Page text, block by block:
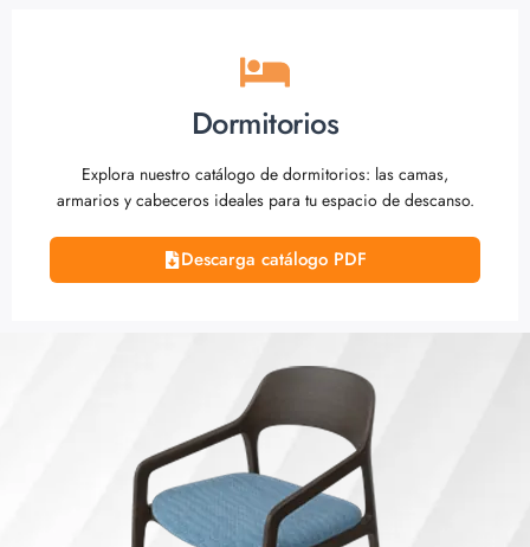
Dormitorios
Explora nuestro catálogo de dormitorios: las camas,
armarios y cabeceros ideales para tu espacio de descanso.
Descarga catálogo PDF